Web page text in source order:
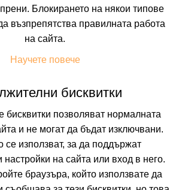
нито една оферта!
предложения и специални
Абонирай ме
Блокирането на някои типове
възпрепятства правилната работа
на сайта.
Научете повече
бисквитки
бисквитки позволяват нормалната
и не могат да бъдат изключвани.
се използват, за да поддържат
на сайта или вход в него.
браузъра, който използвате да